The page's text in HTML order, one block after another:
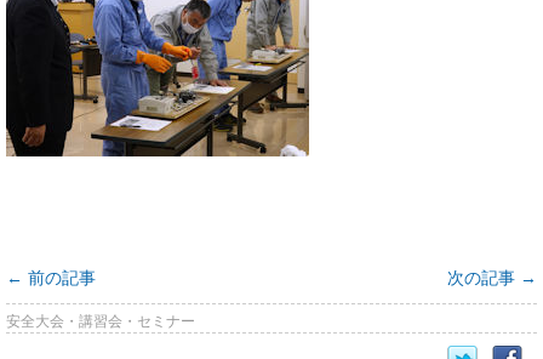
← 前の記事 次の記事 →
安全大会・講習会・セミナー